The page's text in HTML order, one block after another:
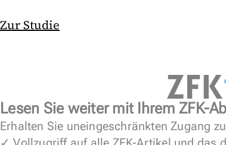
Zur Studie
Lesen Sie weiter mit Ihrem ZFK-
Erhalten Sie uneingeschränkten Zugang